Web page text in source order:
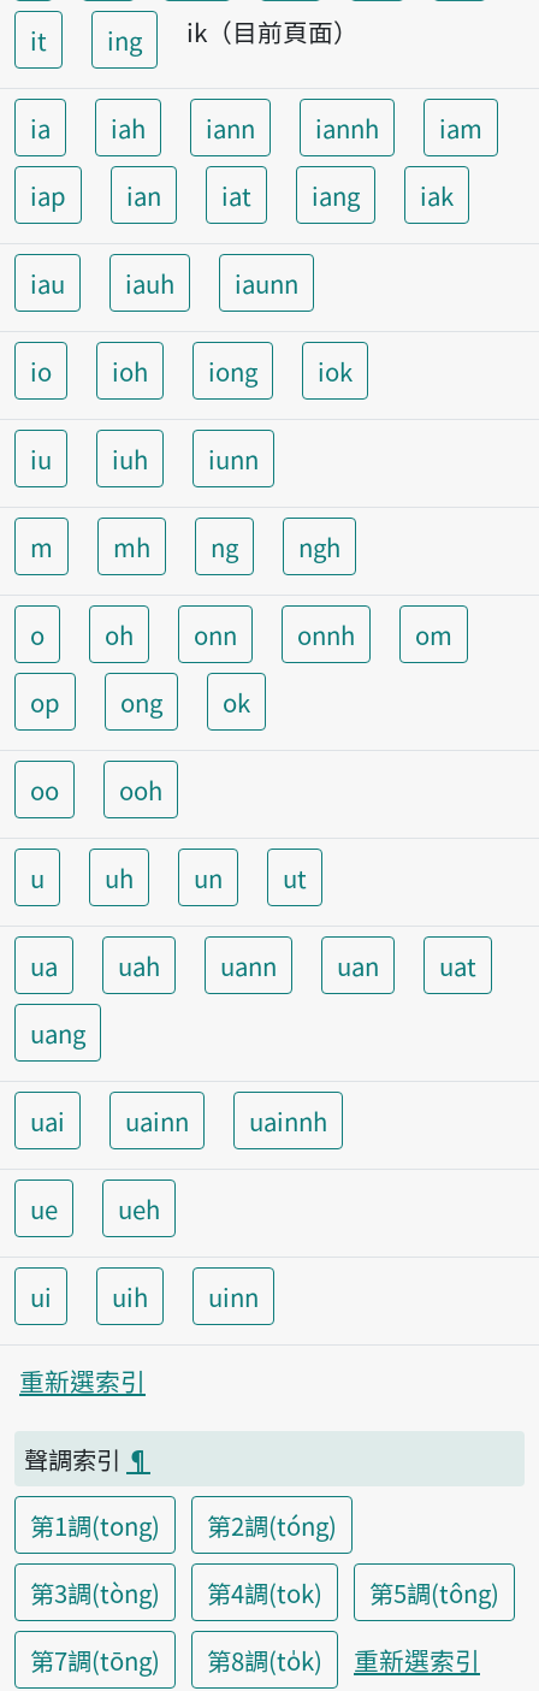
it
ing ik（目前頁面）
ia iah iann iannh
iam
iap
ian iat iang iak
iau iauh iaunn
io ioh iong iok
iu iuh iunn
m mh ng ngh
o oh onn onnh
om
op
ong ok
oo ooh
u uh un ut
ua uah uann uan
uat
uang
uai uainn uainnh
ue ueh
ui uih uinn
重新選索引
聲調索引 ¶
第1調(tong)
第2調(tóng)
第3調(tòng)
第4調(tok)
第5調(tông)
第7調(tōng)
第8調(to̍k) 重新選索引